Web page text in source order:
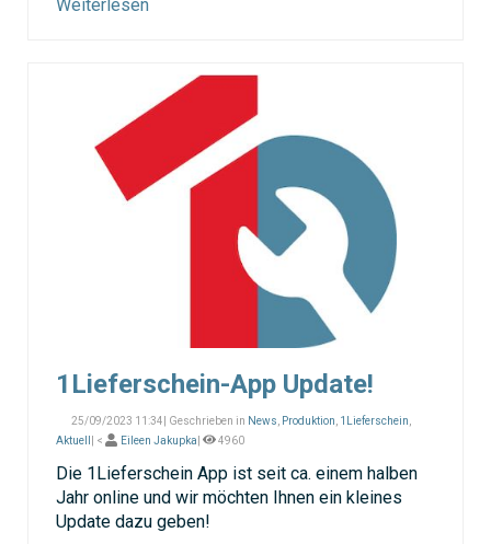
Weiterlesen
1Lieferschein-App Update!
25/09/2023 11:34| Geschrieben in News Produktion 1Lieferschein
Aktuell
| < Eileen Jakupka 4960
Die 1Lieferschein App ist seit ca. einem halben
Jahr online und wir möchten Ihnen ein kleines
Update dazu geben!